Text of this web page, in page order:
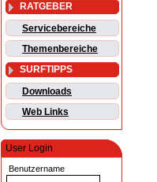
RATGEBER
Servicebereiche
Themenbereiche
SURFTIPPS
Downloads
Web Links
User Login
Benutzername